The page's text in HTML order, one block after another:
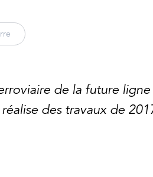
de la future ligne
des travaux de